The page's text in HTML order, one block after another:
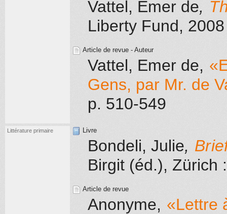
Vattel, Emer de,
Liberty Fund, 2008
Article de revue - Auteur
Vattel, Emer de,
Gens, par Mr. de
p. 510-549
Littérature primaire Livre
Bondeli, Julie,
Birgit (éd.), Zürich
Article de revue
Anonyme, «Lettre